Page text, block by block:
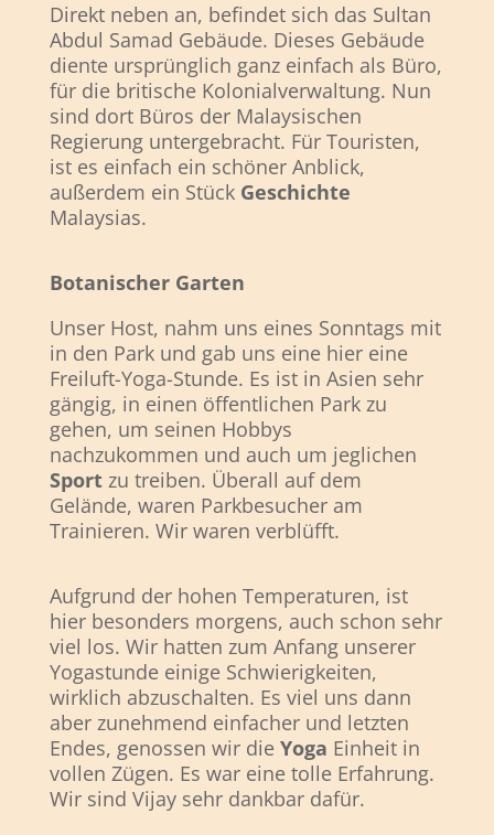
Direkt neben an, befindet sich das Sultan
Abdul Samad Gebäude. Dieses Gebäude
diente ursprünglich ganz einfach als Büro,
für die britische Kolonialverwaltung. Nun
sind dort Büros der Malaysischen
Regierung untergebracht. Für Touristen,
ist es einfach ein schöner Anblick,
außerdem ein Stück Geschichte
Malaysias.
Botanischer Garten
Unser Host, nahm uns eines Sonntags mit
in den Park und gab uns eine hier eine
Freiluft-Yoga-Stunde. Es ist in Asien sehr
gängig, in einen öffentlichen Park zu
gehen, um seinen Hobbys
nachzukommen und auch um jeglichen
Sportzu treiben. Überall auf dem
Gelände, waren Parkbesucher am
Trainieren. Wir waren verblüfft.
Aufgrund der hohen Temperaturen, ist
hier besonders morgens, auch schon sehr
viel los. Wir hatten zum Anfang unserer
Yogastunde einige Schwierigkeiten,
wirklich abzuschalten. Es viel uns dann
aber zunehmend einfacher und letzten
Endes, genossen wir die Yoga Einheit in
vollen Zügen. Es war eine tolle Erfahrung.
Wir sind Vijay sehr dankbar dafür.